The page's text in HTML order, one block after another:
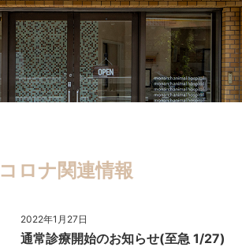
コロナ関連情報
2022年1月27日
通常診療開始のお知らせ(至急 1/27)